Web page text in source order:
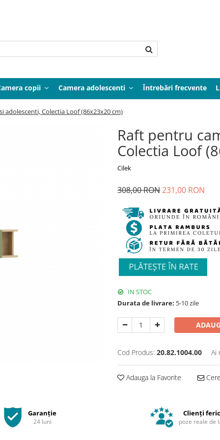
copii Camera adolescenti Întrebări frecvente
adolescenti, Colectia Loof (86x23x20 cm)
Raft pentru
Colectia Loof
Cilek
308,00 RON231,00 RON
IN STOC
Durata de livrare: 5-10 zile
Cod Produs: 20.82.1004.00 Ai
Adauga la Favorite
Garanție
24 luni
Clienți
poze reale de